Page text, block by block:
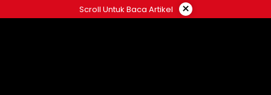
ke
Scroll Untuk Baca Artikel ×